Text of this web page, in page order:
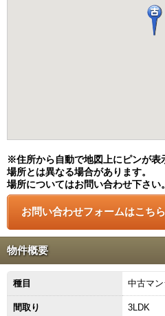
※住所から自動で地図上にピンが表
場所とは異なる場合があります。
場所についてはお問い合わせ下さい。
物件概要
種目 中古マ
間取り 3LDK